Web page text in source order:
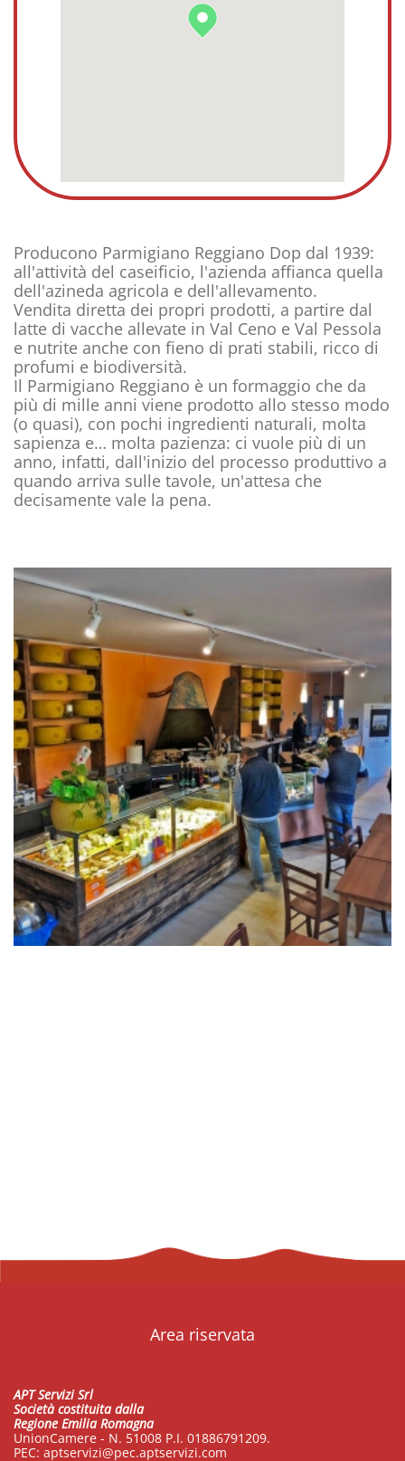
Producono Parmigiano Reggiano Dop dal 1939:
all'attività del caseificio, l'azienda affianca quella
dell'azineda agricola e dell'allevamento.
Vendita diretta dei propri prodotti, a partire dal
latte di vacche allevate in Val Ceno e Val Pessola
e nutrite anche con fieno di prati stabili, ricco di
profumi e biodiversità.
Il Parmigiano Reggiano è un formaggio che da
più di mille anni viene prodotto allo stesso modo
(o quasi), con pochi ingredienti naturali, molta
sapienza e… molta pazienza: ci vuole più di un
anno, infatti, dall'inizio del processo produttivo a
quando arriva sulle tavole, un'attesa che
decisamente vale la pena.
APT Servizi Srl
Società costituita dalla
Regione Emilia Romagna
UnionCamere - N. 51008 P.I. 01886791209.
PEC: aptservizi@pec.aptservizi.com
Area riservata